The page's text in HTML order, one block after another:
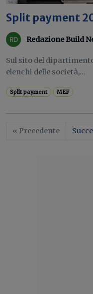
Split payment
Redazione Build
Sul sito del
elenchi delle società,...
Split payment MEF
« Precedente